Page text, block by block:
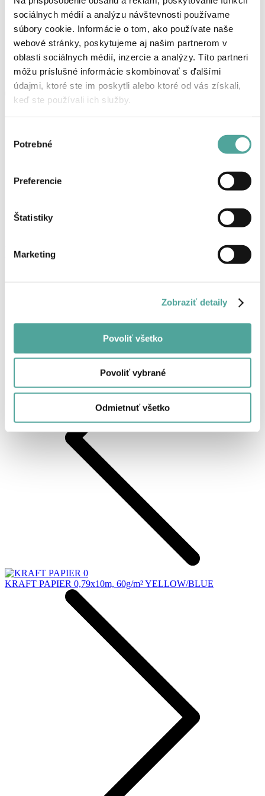
sociálnych médií a analýzu návštevnosti používame
súbory cookie. Informácie o tom, ako používate naše
webové stránky, poskytujeme aj našim partnerom v
oblasti sociálnych médií, inzercie a analýzy. Títo partneri
môžu príslušné informácie skombinovať s ďalšími
údajmi, ktoré ste im poskytli alebo ktoré od vás získali,
keď ste používali ich služby.
súhlasu
Potrebné
Preferencie
Štatistiky
Marketing
Zobraziť detaily
Povoliť všetko
Povoliť vybrané
Odmietnuť všetko
Žiadne produkty v košíku.
Produkty
KRAFT PAPIER 0,79x10m, 60g/m² YELLOW/BLUE